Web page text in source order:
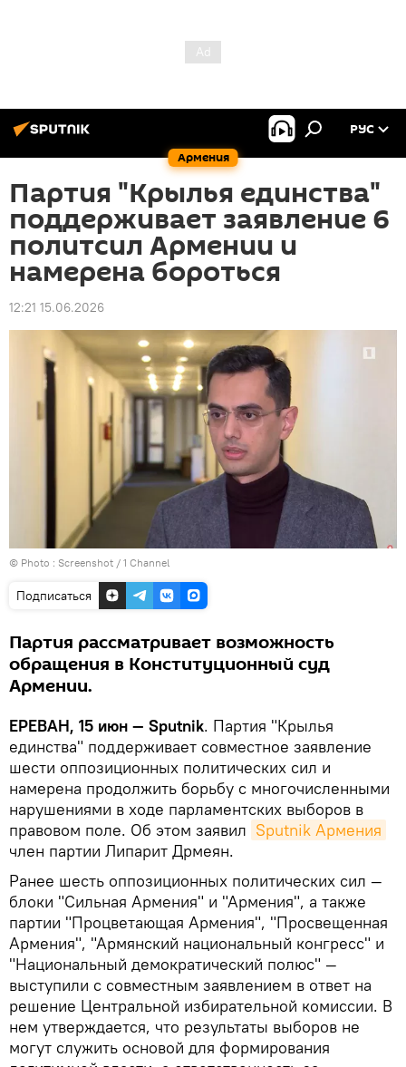
Армения
РУС
Партия "Крылья единства"
поддерживает заявление 6
политсил Армении и
намерена бороться
12:21 15.06.2026
© Photo : Screenshot / 1 Channel
Подписаться
Партия рассматривает возможность
обращения в Конституционный суд
Армении.
ЕРЕВАН, 15 июн — Sputnik. Партия "Крылья
единства" поддерживает совместное заявление
шести оппозиционных политических сил и
намерена продолжить борьбу с многочисленными
нарушениями в ходе парламентских выборов в
правовом поле. Об этом заявил Sputnik Армения
член партии Липарит Дрмеян.
Ранее шесть оппозиционных политических сил —
блоки "Сильная Армения" и "Армения", а также
партии "Процветающая Армения", "Просвещенная
Армения", "Армянский национальный конгресс" и
"Национальный демократический полюс" —
выступили с совместным заявлением в ответ на
решение Центральной избирательной комиссии. В
нем утверждается, что результаты выборов не
могут служить основой для формирования